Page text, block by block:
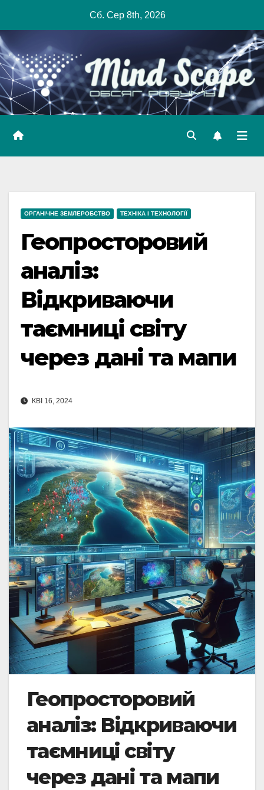
content
Сб. Сер 8th, 2026
ОРГАНІЧНЕ ЗЕМЛЕРОБСТВО ТЕХНІКА І ТЕХНОЛОГІЇ
Геопросторовий
аналіз:
Відкриваючи
таємниці світу
через дані та мапи
КВІ 16, 2024
Геопросторовий
аналіз: Відкриваючи
таємниці світу
через дані та мапи